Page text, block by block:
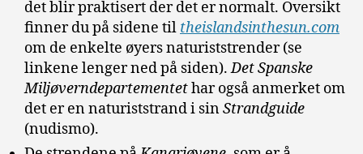
det blir praktisert der det er normalt. Oversikt
finner du på sidene til theislandsinthesun.com
om de enkelte øyers naturiststrender (se
linkene lenger ned på siden).Det Spanske
Miljøverndepartementethar også anmerket om
det er en naturiststrand i sinStrandguide
(nudismo).